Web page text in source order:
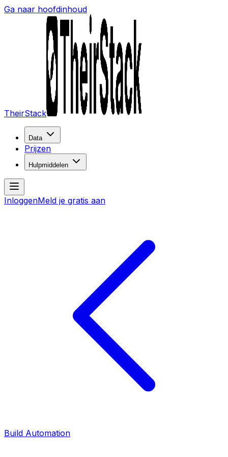
Ga naar hoofdinhoud
TheirStack
Data
Prijzen
Hulpmiddelen
InloggenMeld je gratis aan
Build Automation